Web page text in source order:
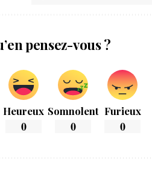
pensez-vous ?
Heureux
0
Somnolent
0
Furieux
0